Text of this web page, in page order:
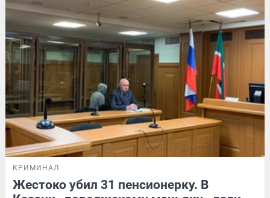
КРИМИНАЛ
Жестоко убил 31 пенсионерку. В